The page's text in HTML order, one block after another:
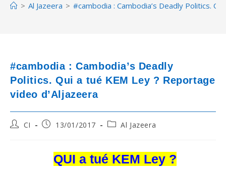
> Al Jazeera > #cambodia : Cambodia’s Deadly Politics.
#cambodia : Cambodia’s Deadly
Politics. Qui a tué KEM Ley ? Reportage
video d’Aljazeera
PostCI
Post13/01/2017
PostAl Jazeera
QUI a tué KEM Ley ?